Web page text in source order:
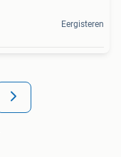
Eergisteren